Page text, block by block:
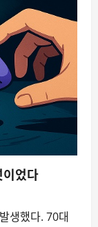
이었다
생했다. 70대